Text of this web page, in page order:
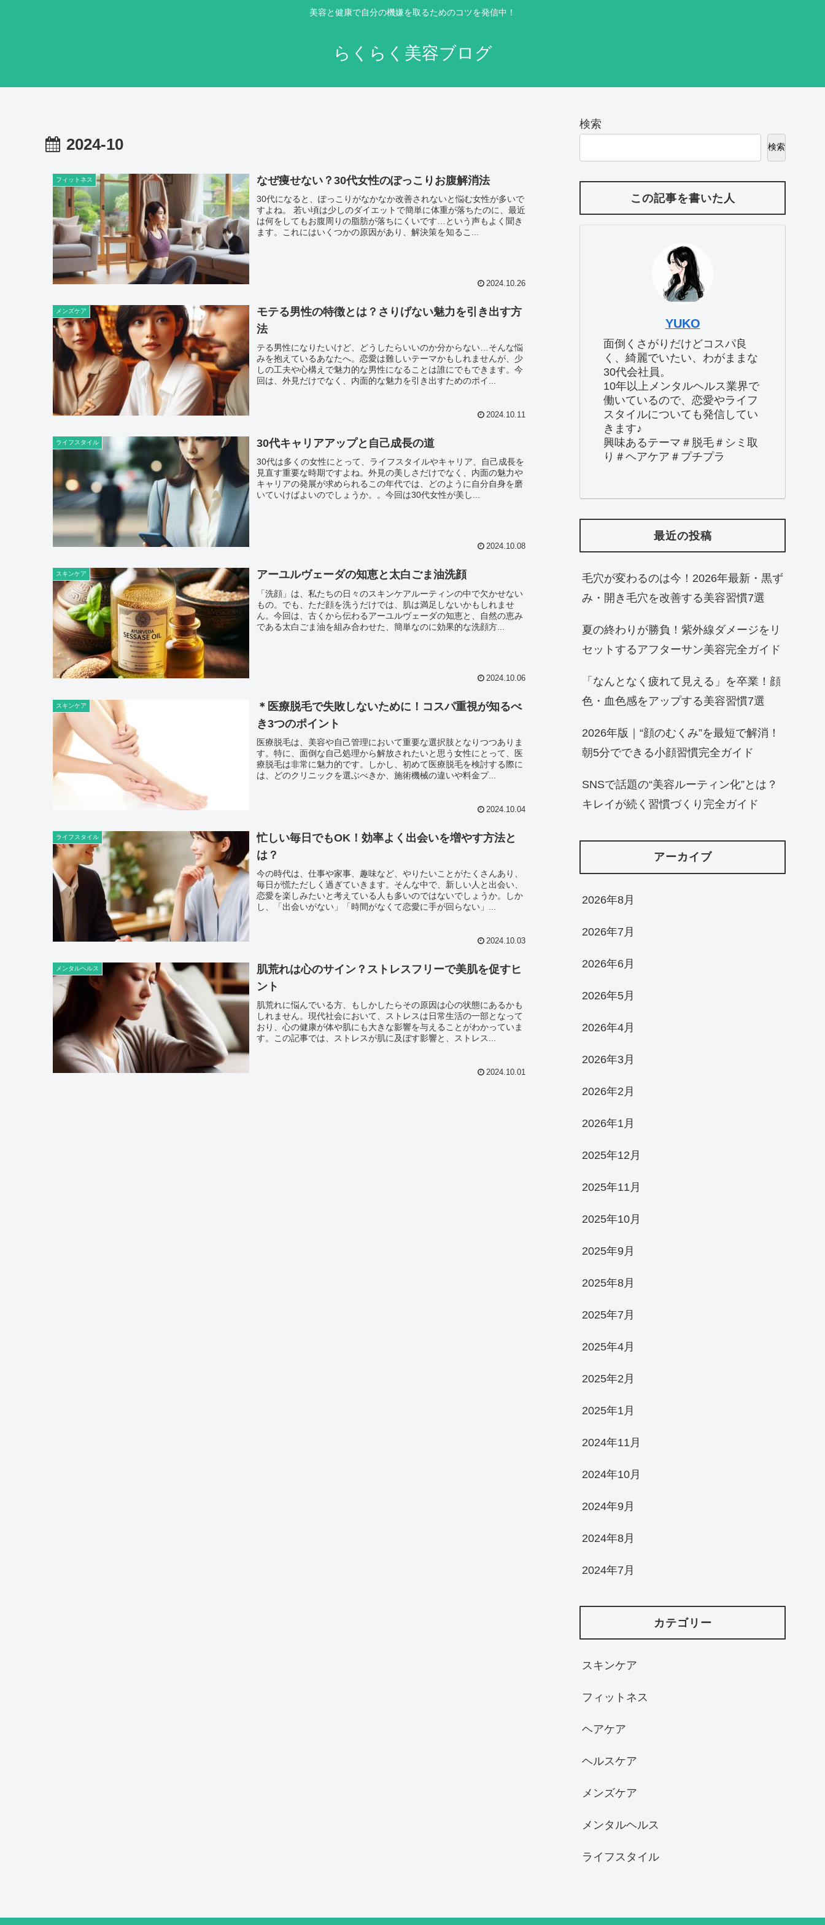
美容と健康で自分の機嫌を取るためのコツを発信中！
らくらく美容ブログ
2024-10
フィットネス なぜ痩せない？30代女性のぽっこりお腹解消法
30代になると、ぽっこりがなかなか改善されないと悩む女性が多いで
すよね。 若い頃は少しのダイエットで簡単に体重が落ちたのに、最近
は何をしてもお腹周りの脂肪が落ちにくいです…という声もよく聞き
ます。これにはいくつかの原因があり、解決策を知るこ...
2024.10.26
メンズケア
モテる男性の特徴とは？さりげない魅力を引き出す方
法
テる男性になりたいけど、どうしたらいいのか分からない…そんな悩
みを抱えているあなたへ。恋愛は難しいテーマかもしれませんが、少
しの工夫や心構えで魅力的な男性になることは誰にでもできます。今
回は、外見だけでなく、内面的な魅力を引き出すためのポイ...
2024.10.11
ライフスタイル 30代キャリアアップと自己成長の道
30代は多くの女性にとって、ライフスタイルやキャリア、自己成長を
見直す重要な時期ですよね。外見の美しさだけでなく、内面の魅力や
キャリアの発展が求められるこの年代では、どのように自分自身を磨
いていけばよいのでしょうか。。今回は30代女性が美し...
2024.10.08
スキンケア アーユルヴェーダの知恵と太白ごま油洗顔
「洗顔」は、私たちの日々のスキンケアルーティンの中で欠かせない
もの。でも、ただ顔を洗うだけでは、肌は満足しないかもしれませ
ん。今回は、古くから伝わるアーユルヴェーダの知恵と、自然の恵み
である太白ごま油を組み合わせた、簡単なのに効果的な洗顔方...
2024.10.06
スキンケア
＊医療脱毛で失敗しないために！コスパ重視が知るべ
き3つのポイント
医療脱毛は、美容や自己管理において重要な選択肢となりつつありま
す。特に、面倒な自己処理から解放されたいと思う女性にとって、医
療脱毛は非常に魅力的です。しかし、初めて医療脱毛を検討する際に
は、どのクリニックを選ぶべきか、施術機械の違いや料金プ...
2024.10.04
ライフスタイル
忙しい毎日でもOK！効率よく出会いを増やす方法と
は？
今の時代は、仕事や家事、趣味など、やりたいことがたくさんあり、
毎日が慌ただしく過ぎていきます。そんな中で、新しい人と出会い、
恋愛を楽しみたいと考えている人も多いのではないでしょうか。しか
し、「出会いがない」「時間がなくて恋愛に手が回らない」...
2024.10.03
メンタルヘルス
肌荒れは心のサイン？ストレスフリーで美肌を促すヒ
ント
肌荒れに悩んでいる方、もしかしたらその原因は心の状態にあるかも
しれません。現代社会において、ストレスは日常生活の一部となって
おり、心の健康が体や肌にも大きな影響を与えることがわかっていま
す。この記事では、ストレスが肌に及ぼす影響と、ストレス...
2024.10.01
検索
検索
この記事を書いた人
YUKO
面倒くさがりだけどコスパ良
く、綺麗でいたい、わがままな
30代会社員。
10年以上メンタルヘルス業界で
働いているので、恋愛やライフ
スタイルについても発信してい
きます♪
興味あるテーマ＃脱毛＃シミ取
り＃ヘアケア＃プチプラ
最近の投稿
毛穴が変わるのは今！2026年最新・黒ず
み・開き毛穴を改善する美容習慣7選
夏の終わりが勝負！紫外線ダメージをリ
セットするアフターサン美容完全ガイド
「なんとなく疲れて見える」を卒業！顔
色・血色感をアップする美容習慣7選
2026年版｜“顔のむくみ”を最短で解消！
朝5分でできる小顔習慣完全ガイド
SNSで話題の“美容ルーティン化”とは？
キレイが続く習慣づくり完全ガイド
アーカイブ
2026年8月
2026年7月
2026年6月
2026年5月
2026年4月
2026年3月
2026年2月
2026年1月
2025年12月
2025年11月
2025年10月
2025年9月
2025年8月
2025年7月
2025年4月
2025年2月
2025年1月
2024年11月
2024年10月
2024年9月
2024年8月
2024年7月
カテゴリー
スキンケア
フィットネス
ヘアケア
ヘルスケア
メンズケア
メンタルヘルス
ライフスタイル